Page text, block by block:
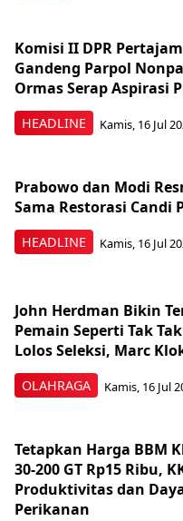
HEADLINE
Komisi II DPR
Gandeng Parpol
Ormas Serap Aspirasi
Kamis, 16 Jul
HEADLINE
Prabowo dan Modi
Sama Restorasi Candi
Kamis, 16 Jul
OLAHRAGA
John Herdman Bikin
Pemain Seperti Tak
Lolos Seleksi, Marc
Kamis, 16 Jul
Tetapkan Harga BBM
30-200 GT Rp15 Ribu,
Produktivitas dan
Perikanan